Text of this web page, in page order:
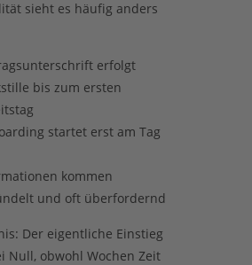
sieht es häufig anders
erfolgt
bis zum ersten
startet erst am Tag
kommen
und oft überfordernd
Der eigentliche Einstieg
Null, obwohl Wochen Zeit